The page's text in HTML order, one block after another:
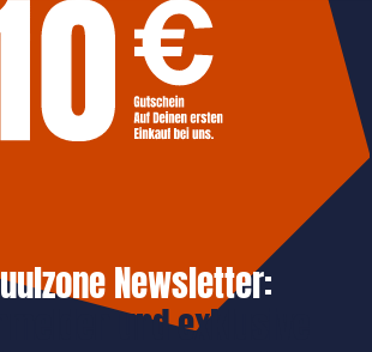
Newsletter:
und exklusive